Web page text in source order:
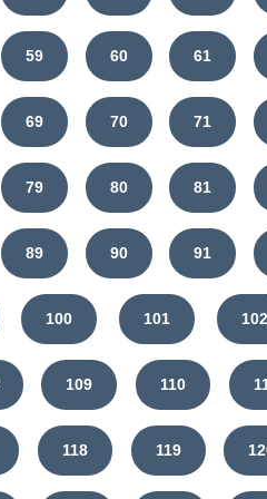
59 60 61
69 70 71
79 80 81
89 90 91
100 101 102
109 110
118 119